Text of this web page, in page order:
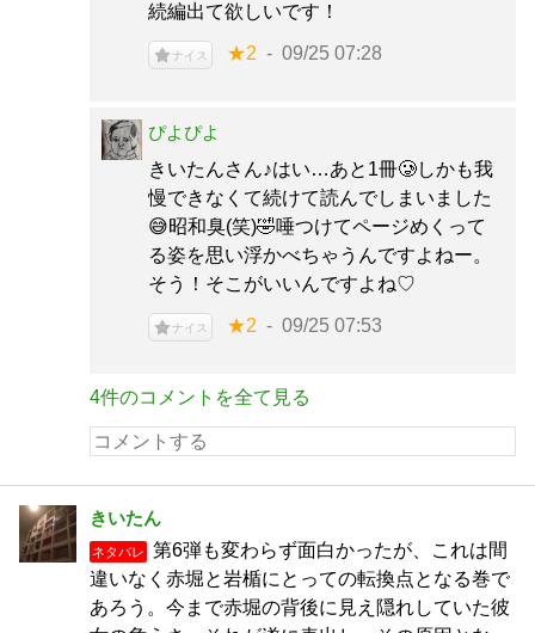
続編出て欲しいです！
ナイス ★2 09/25 07:28
ぴよぴよ
きいたんさん♪はい…あと1冊🥲しかも我
慢できなくて続けて読んでしまいました
😅昭和臭(笑)🤣唾つけてページめくって
る姿を思い浮かべちゃうんですよねー。
そう！そこがいいんですよね♡
ナイス ★2 09/25 07:53
4件のコメントを全て見る
きいたん
ネタバレ
第6弾も変わらず面白かったが、これは間
違いなく赤堀と岩楯にとっての転換点となる巻で
あろう。今まで赤堀の背後に見え隠れしていた彼